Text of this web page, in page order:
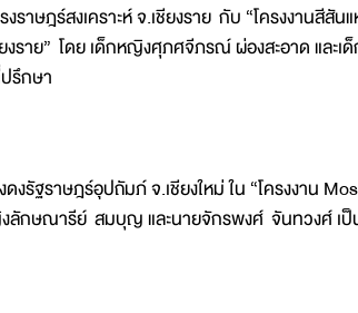
งราษฎร์สงเคราะห์ จ.เชียงราย กับ “โครงงานสี
ราย” โดย เด็กหญิงศุภศจีภรณ์ ผ่องสะอาด และ
รึกษา
ดงรัฐราษฎร์อุปถัมภ์ จ.เชียงใหม่ ใน “โครงงาน
ลักษณารีย์ สมบุญ และนายจักรพงศ์ จันทวงศ์ เ